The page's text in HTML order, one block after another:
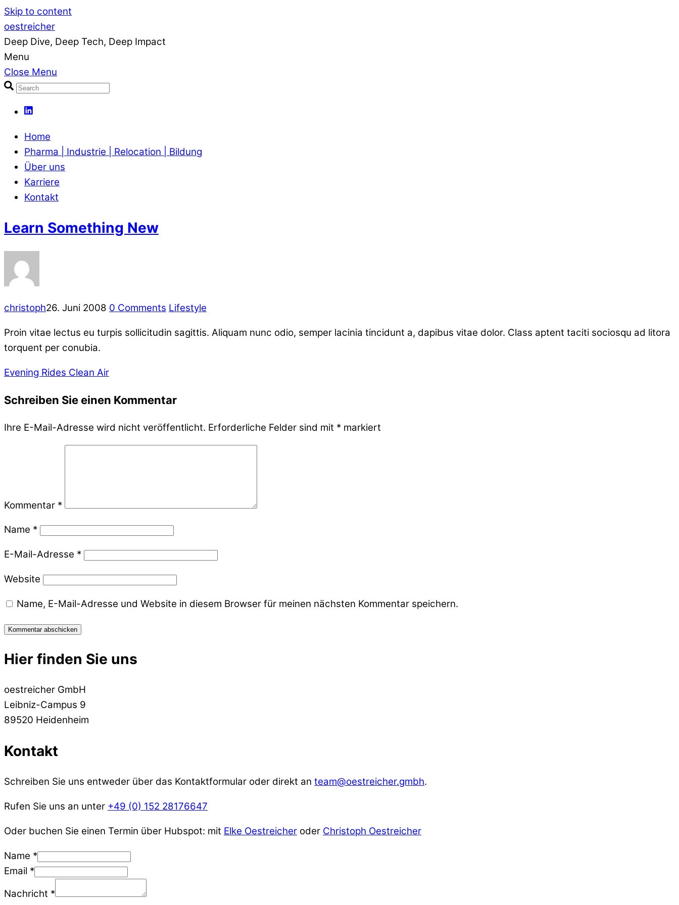
Skip to content
oestreicher
Deep Dive, Deep Tech, Deep Impact
Menu
Close Menu
Home
Pharma | Industrie | Relocation | Bildung
Über uns
Karriere
Kontakt
Learn Something New
christoph26. Juni 2008 0 Comments Lifestyle
Proin vitae lectus eu turpis sollicitudin sagittis. Aliquam nunc odio, semper lacinia tincidunt a, dapibus vitae dolor. Class aptent taciti sociosqu ad litora
torquent per conubia.
Evening Rides Clean Air
Schreiben Sie einen Kommentar
Ihre E-Mail-Adresse wird nicht veröffentlicht. Erforderliche Felder sind mit * markiert
Kommentar *
Name *
E-Mail-Adresse *
Website
Name, E-Mail-Adresse und Website in diesem Browser für meinen nächsten Kommentar speichern.
Hier finden Sie uns
oestreicher GmbH
Leibniz-Campus 9
89520 Heidenheim
Kontakt
Schreiben Sie uns entweder über das Kontaktformular oder direkt an team@oestreicher.gmbh.
Rufen Sie uns an unter +49 (0) 152 28176647
Oder buchen Sie einen Termin über Hubspot: mit Elke Oestreicher oder Christoph Oestreicher
Name *
Email
Datenschutz
Email *
Nachricht *